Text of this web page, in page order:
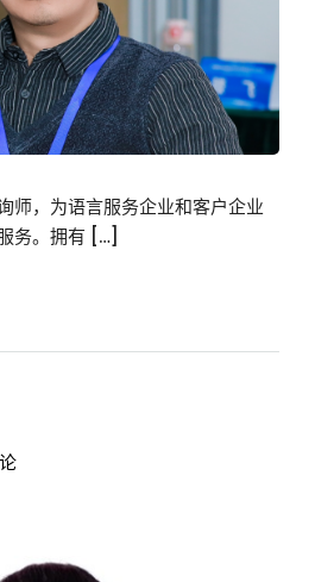
师，为语言服务企业和客户企业
务。拥有 […]